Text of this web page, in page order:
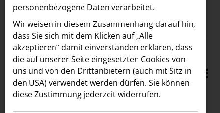
MELDUNGEN
LOEBELL NORDBERG
INNER
aehre
Astoria Artshow
B/S/H Hausgeräte
Meldungen /
Text Bilder
06.06.2025
Nachhaltigkeitsfestival
in der SCS: Stargast
personenbezogene Daten verarbeitet.
Wir weisen in diesem Zusammenhang darauf hin,
dass Sie sich mit dem Klicken auf „Alle
akzeptieren“ damit ein­ver­standen erklären, dass
die auf unserer Seite eingesetzten Cookies von
uns und von den Drittanbietern (auch mit Sitz in
den USA) verwendet werden dürfen. Sie können
diese Zustimmung jederzeit widerrufen.